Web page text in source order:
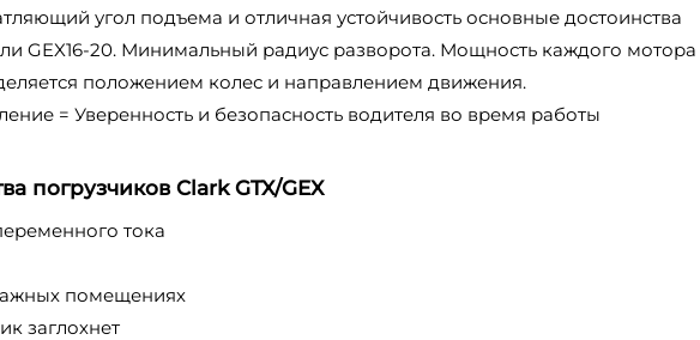
угол подъема и отличная устойчивость основные достоинства
GEX16-20. Минимальный радиус разворота. Мощность каждого мотора
положением колес и направлением движения.
= Уверенность и безопасность водителя во время работы
погрузчиков Clark GTX/GEX
тока
помещениях
заглохнет